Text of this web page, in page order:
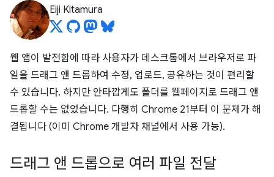
Eiji Kitamura
웹 앱이 발전함에 따라 사용자가 데스크톱에서 브라우저로 파
일을 드래그 앤 드롭하여 수정, 업로드, 공유하는 것이 편리할
수 있습니다. 하지만 안타깝게도 폴더를 웹페이지로 드래그 앤
드롭할 수는 없었습니다. 다행히 Chrome 21부터 이 문제가 해
결됩니다 (이미 Chrome 개발자 채널에서 사용 가능).
드래그 앤 드롭으로 여러 파일 전달